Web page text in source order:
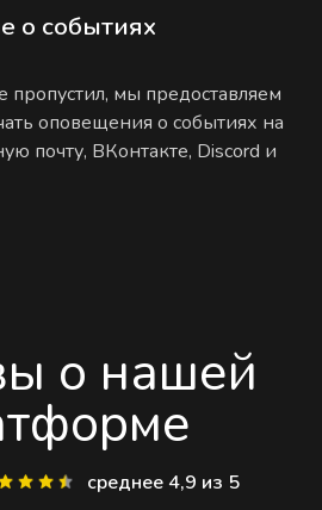
о событиях
пропустил, мы предоставляем
оповещения о событиях на
почту, ВКонтакте, Discord и
о нашей
среднее 4,9 из 5